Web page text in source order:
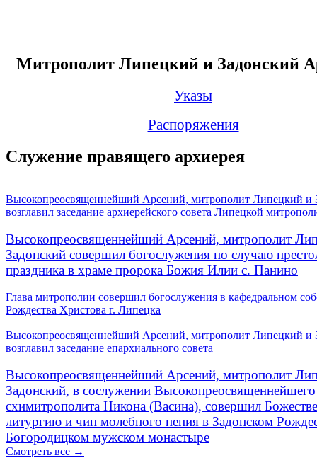
Митрополит Липецкий и Задонский
Указы
Распоряжения
Служение правящего архиерея
Высокопреосвященнейший Арсений, митрополит Липецкий и
возглавил заседание архиерейского совета Липецкой
Высокопреосвященнейший Арсений, митрополит
Задонский совершил богослужения по случаю
праздника в храме пророка Божия Илии с. Панино
Глава митрополии совершил богослужения в кафедральном
Рождества Христова г. Липецка
Высокопреосвященнейший Арсений, митрополит Липецкий и
возглавил заседание епархиального совета
Высокопреосвященнейший Арсений, митрополит
Задонский, в сослужении Высокопреосвященнейшего
схимитрополита Никона (Васина), совершил
литургию и чин молебного пения в Задонском
Богородицком мужском монастыре
Смотреть все →